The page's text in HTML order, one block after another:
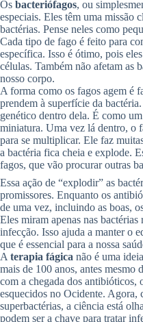
Os bacteriófagos, ou
especiais. Eles têm uma missão
bactérias. Pense neles como
Cada tipo de fago é feito para
específica. Isso é ótimo, pois
células. Também não afetam as
nosso corpo.
A forma como os fagos agem é
prendem à superfície da
genético dentro dela. É como
miniatura. Uma vez lá dentro, o
para se multiplicar. Ele faz
a bactéria fica cheia e explode.
fagos, que vão procurar outras
Essa ação de “explodir” as
promissores. Enquanto os
de uma vez, incluindo as boas,
Eles miram apenas nas bactérias
infecção. Isso ajuda a manter o
que é essencial para a nossa
A terapia fágica não é uma
mais de 100 anos, antes mesmo
com a chegada dos antibióticos,
esquecidos no Ocidente. Agora,
superbactérias, a ciência está
podem ser a chave para tratar